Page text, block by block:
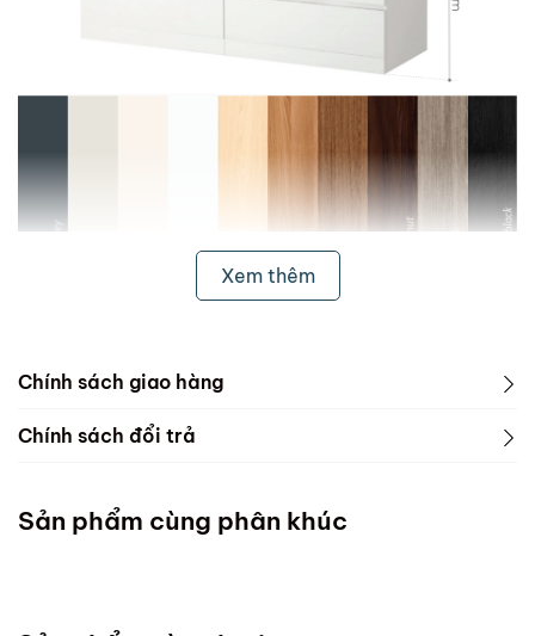
Xem thêm
Chính sách giao hàng
1. Freeship & Lắp đặt cho khách hàng các tỉnh thành
Miền Bắc
Chính sách đổi trả
Sản phẩm cùng phân khúc